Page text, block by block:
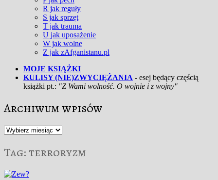
R jak reguły
S jak sprzęt
T jak trauma
U jak uposażenie
W jak wolne
Z jak zAfganistanu.pl
MOJE KSIĄŻKI
KULISY (NIE)ZWYCIĘŻANIA - esej będący częścią
książki pt.: "Z Wami wolność. O wojnie i z wojny"
Archiwum wpisów
Archiwum
Tag: terroryzm